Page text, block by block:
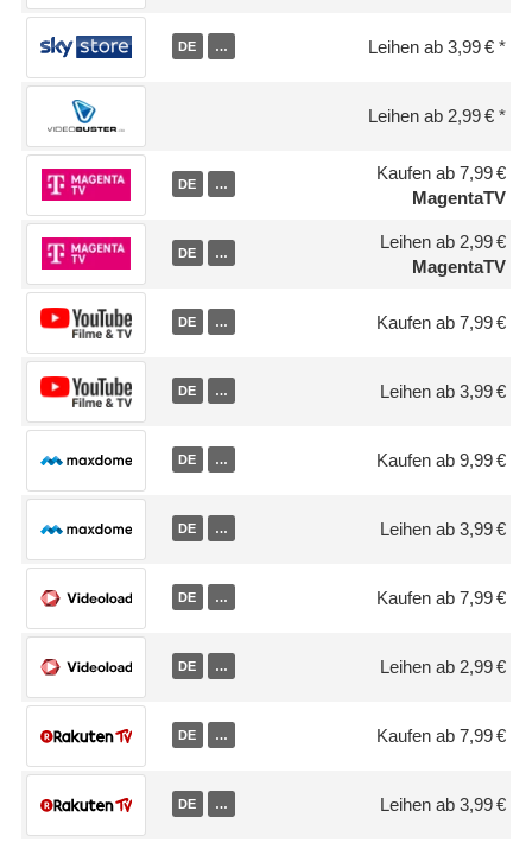
DE … Leihen ab 3,99 €
Leihen ab 2,99 €
DE …
Kaufen ab 7,99 €
MagentaTV
DE …
Leihen ab 2,99 €
MagentaTV
DE … Kaufen ab 7,99 €
DE … Leihen ab 3,99 €
DE … Kaufen ab 9,99 €
DE … Leihen ab 3,99 €
DE … Kaufen ab 7,99 €
DE … Leihen ab 2,99 €
DE … Kaufen ab 7,99 €
DE … Leihen ab 3,99 €